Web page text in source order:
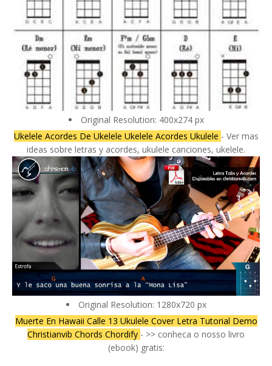
Original Resolution: 400x274 px
Ukelele Acordes De Ukelele Ukelele Acordes Ukulele - Ver mas
ideas sobre letras y acordes, ukulele canciones, ukelele.
Original Resolution: 1280x720 px
Muerte En Hawaii Calle 13 Ukulele Cover Letra Tutorial Demo
Christianvib Chords Chordify - >> conheca o nosso livro
(ebook) gratis: